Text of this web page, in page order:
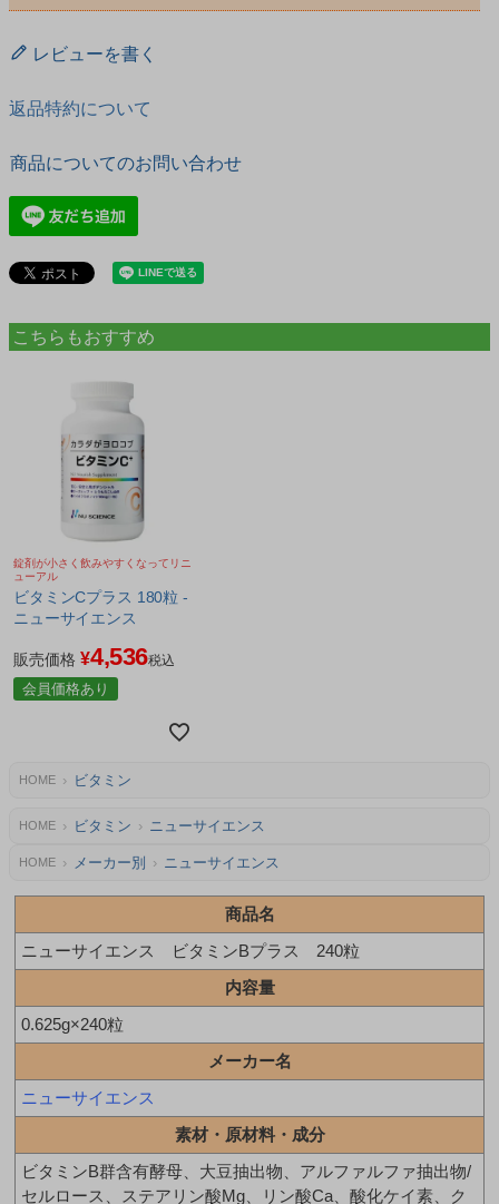
レビューを書く
返品特約について
商品についてのお問い合わせ
こちらもおすすめ
錠剤が小さく飲みやすくなってリニ
ューアル
ビタミンCプラス 180粒 -
ニューサイエンス
販売価格 ¥4,536税込
会員価格あり
HOME ビタミン
HOME ビタミン ニューサイエンス
HOME メーカー別 ニューサイエンス
商品名
ニューサイエンス ビタミンBプラス 240粒
内容量
0.625g×240粒
メーカー名
ニューサイエンス
素材・原材料・成分
ビタミンB群含有酵母、大豆抽出物、アルファルファ抽出物/
セルロース、ステアリン酸Mg、リン酸Ca、酸化ケイ素、ク